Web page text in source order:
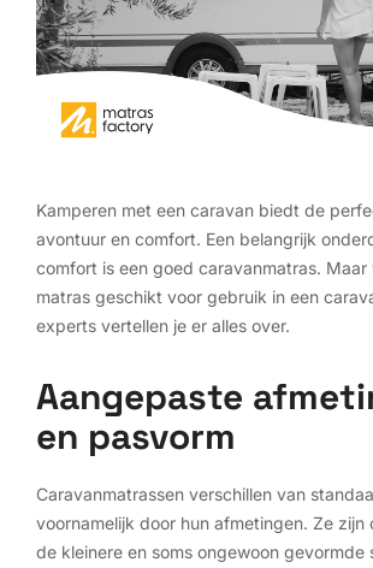
Kamperen met een caravan biedt de
avontuur en comfort. Een belangrijk
comfort is een goed caravanmatras.
matras geschikt voor gebruik in een
experts vertellen je er alles over.
Aangepaste
en pasvorm
Caravanmatrassen verschillen van
voornamelijk door hun afmetingen. Ze zijn
de kleinere en soms ongewoon gevormde